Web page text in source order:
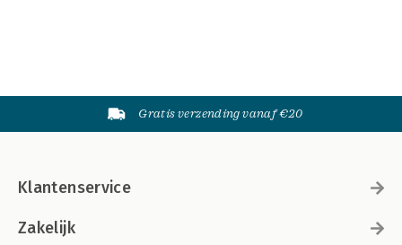
Gratis verzending vanaf €20
Klantenservice
Zakelijk